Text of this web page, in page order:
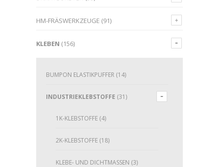
HM-FRÄSWERKZEUGE (91)
KLEBEN (156)
BUMPON ELASTIKPUFFER (14)
INDUSTRIEKLEBSTOFFE (31)
1K-KLEBSTOFFE (4)
2K-KLEBSTOFFE (18)
KLEBE- UND DICHTMASSEN (3)